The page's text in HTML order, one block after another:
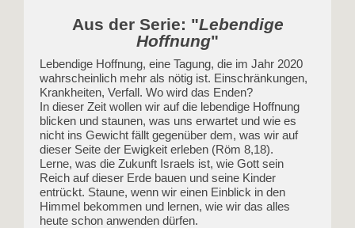
Aus der Serie: "Lebendige
Hoffnung"
Lebendige Hoffnung, eine Tagung, die im Jahr 2020
wahrscheinlich mehr als nötig ist. Einschränkungen,
Krankheiten, Verfall. Wo wird das Enden?
In dieser Zeit wollen wir auf die lebendige Hoffnung
blicken und staunen, was uns erwartet und wie es
nicht ins Gewicht fällt gegenüber dem, was wir auf
dieser Seite der Ewigkeit erleben (Röm 8,18).
Lerne, was die Zukunft Israels ist, wie Gott sein
Reich auf dieser Erde bauen und seine Kinder
entrückt. Staune, wenn wir einen Einblick in den
Himmel bekommen und lernen, wie wir das alles
heute schon anwenden dürfen.